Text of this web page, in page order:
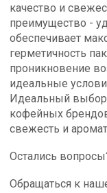
качество и
преимущество -
обеспечивает
герметичность
проникновение
идеальные
Идеальный
кофейных
свежесть и
Остались
Обращаться к